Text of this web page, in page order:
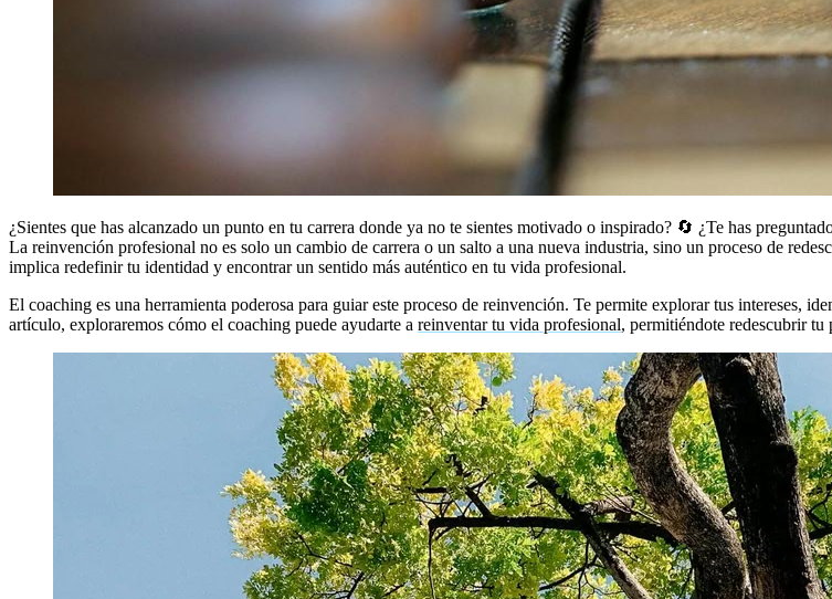
¿Sientes que has alcanzado un punto en tu carrera donde ya no te sientes motivado o inspirado? 🔄 ¿Te has
La reinvención profesional no es solo un cambio de carrera o un salto a una nueva industria, sino un proceso de
implica redefinir tu identidad y encontrar un sentido más auténtico en tu vida profesional.
El coaching es una herramienta poderosa para guiar este proceso de reinvención. Te permite explorar tus intereses,
artículo, exploraremos cómo el coaching puede ayudarte a reinventar tu vida profesional, permitiéndote redescubrir tu